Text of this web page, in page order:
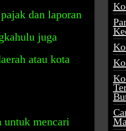
dan laporan
juga
atau kota
untuk mencari